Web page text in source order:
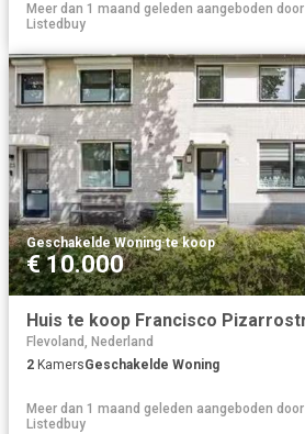
Meer dan 1 maand geleden aangeboden door
Listedbuy
Geschakelde Woning·te koop
€ 10.000
Flevoland, Nederland
2 KamersGeschakelde Woning
Meer dan 1 maand geleden aangeboden door
Listedbuy